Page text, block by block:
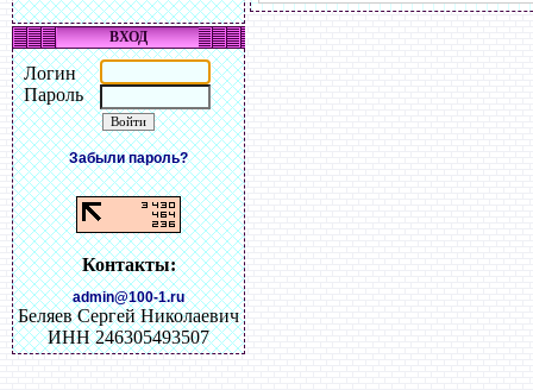
ВХОД
Логин
Пароль
Забыли пароль?
Контакты:
admin@100-1.ru
Беляев Сергей Николаевич
ИНН 246305493507